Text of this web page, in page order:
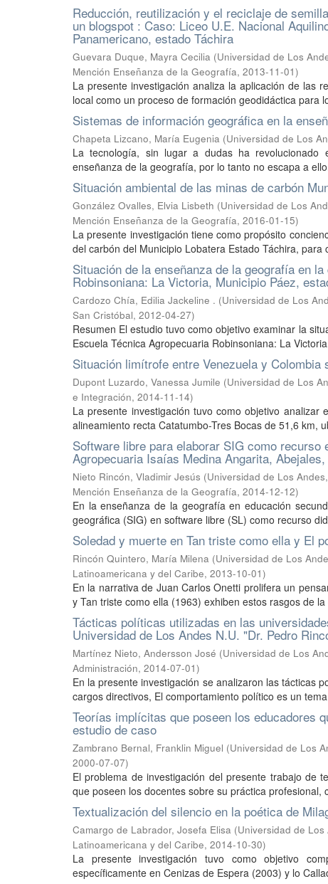
Reducción, reutilización y el reciclaje de
un blogspot : Caso: Liceo U.E. Nacional
Panamericano, estado Táchira
Guevara Duque, Mayra Cecilia (Universidad de Los
Mención Enseñanza de la Geografía, 2013-11-01)
La presente investigación analiza la aplicación de las
local como un proceso de formación geodidáctica para
Sistemas de información geográfica en la
Chapeta Lizcano, María Eugenia (Universidad de Los
La tecnología, sin lugar a dudas ha revolucionado
enseñanza de la geografía, por lo tanto no escapa a
Situación ambiental de las minas de carbón
González Ovalles, Elvia Lisbeth (Universidad de Los
Mención Enseñanza de la Geografía, 2016-01-15)
La presente investigación tiene como propósito
del carbón del Municipio Lobatera Estado Táchira,
Situación de la enseñanza de la geografía en
Robinsoniana: La Victoria, Municipio Páez,
Cardozo Chía, Edilia Jackeline . (Universidad de Los
San Cristóbal, 2012-04-27)
Resumen El estudio tuvo como objetivo examinar la
Escuela Técnica Agropecuaria Robinsoniana: La
Situación limítrofe entre Venezuela y
Dupont Luzardo, Vanessa Jumile (Universidad de Los
e Integración, 2014-11-14)
La presente investigación tuvo como objetivo
alineamiento recta Catatumbo-Tres Bocas de 51,6 km,
Software libre para elaborar SIG como
Agropecuaria Isaías Medina Angarita,
Nieto Rincón, Vladimir Jesús (Universidad de Los
Mención Enseñanza de la Geografía, 2014-12-12)
En la enseñanza de la geografía en educación
geográfica (SIG) en software libre (SL) como recurso
Soledad y muerte en Tan triste como ella y El
Rincón Quintero, María Milena (Universidad de Los
Latinoamericana y del Caribe, 2013-10-01)
En la narrativa de Juan Carlos Onetti prolifera un
y Tan triste como ella (1963) exhiben estos rasgos de
Tácticas políticas utilizadas en las
Universidad de Los Andes N.U. "Dr. Pedro
Martínez Nieto, Andersson José (Universidad de Los
Administración, 2014-07-01)
En la presente investigación se analizaron las tácticas
cargos directivos, El comportamiento político es un
Teorías implícitas que poseen los educadores
estudio de caso
Zambrano Bernal, Franklin Miguel (Universidad de Los
2000-07-07)
El problema de investigación del presente trabajo de
que poseen los docentes sobre su práctica profesional,
Textualización del silencio en la poética de
Camargo de Labrador, Josefa Elisa (Universidad de
Latinoamericana y del Caribe, 2014-10-30)
La presente investigación tuvo como objetivo
específicamente en Cenizas de Espera (2003) y lo